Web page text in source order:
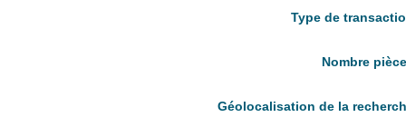
Type de
Nombre
Géolocalisation de la